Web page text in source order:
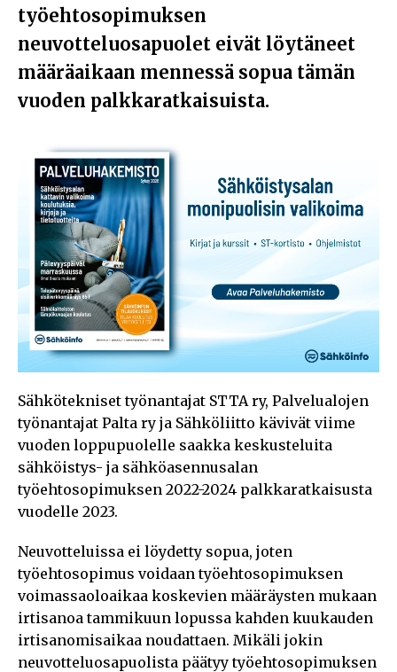
työehtosopimuksen
neuvotteluosapuolet eivät löytäneet
määräaikaan mennessä sopua tämän
vuoden palkkaratkaisuista.
Sähkötekniset työnantajat STTA ry, Palvelualojen
työnantajat Palta ry ja Sähköliitto kävivät viime
vuoden loppupuolelle saakka keskusteluita
sähköistys- ja sähköasennusalan
työehtosopimuksen 2022-2024 palkkaratkaisusta
vuodelle 2023.
Neuvotteluissa ei löydetty sopua, joten
työehtosopimus voidaan työehtosopimuksen
voimassaoloaikaa koskevien määräysten mukaan
irtisanoa tammikuun lopussa kahden kuukauden
irtisanomisaikaa noudattaen. Mikäli jokin
neuvotteluosapuolista päätyy työehtosopimuksen